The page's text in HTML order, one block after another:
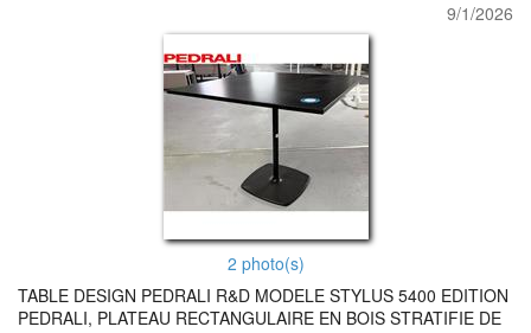
9/1/2026
2 photo(s)
TABLE DESIGN PEDRALI R&D MODELE STYLUS 5400 EDITION
PEDRALI, PLATEAU RECTANGULAIRE EN BOIS STRATIFIE DE